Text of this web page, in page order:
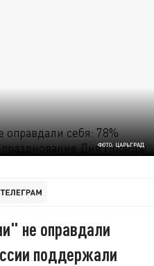
ФОТО: ЦАРЬГРАД
не оправдали
поддержали